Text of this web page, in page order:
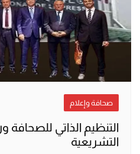
صحافة وإعلام
التنظيم الذاتي للصحافة
التشريعية